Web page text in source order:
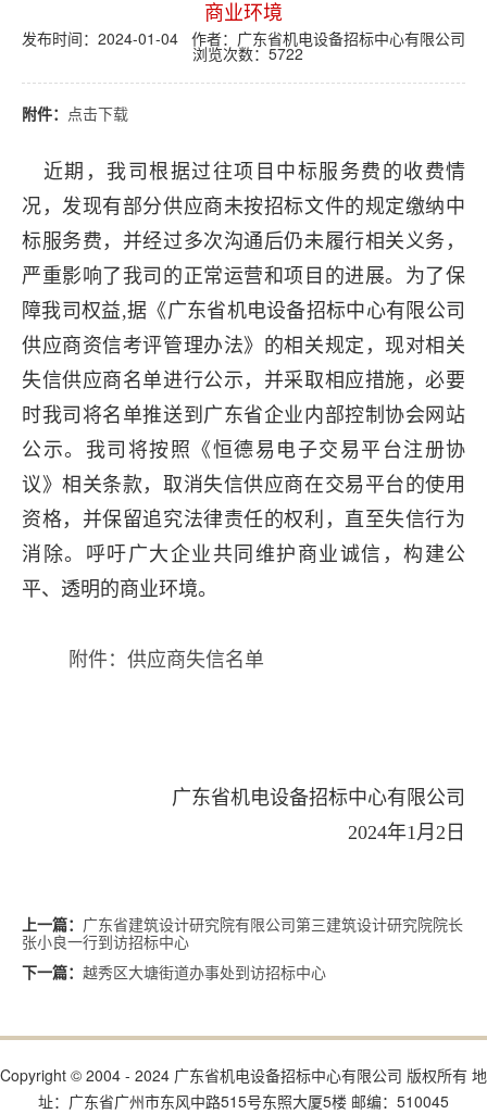
商业环境
发布时间：2024-01-04 作者：广东省机电设备招标中心有限公司
浏览次数：5722
附件： 点击下载
近期，我司根据过往项目中标服务费的收费情
况，发现有部分供应商未按招标文件的规定缴纳中
标服务费，并经过多次沟通后仍未履行相关义务，
严重影响了我司的正常运营和项目的进展。为了保
障我司权益,据《广东省机电设备招标中心有限公司
供应商资信考评管理办法》的相关规定，现对相关
失信供应商名单进行公示，并采取相应措施，必要
时我司将名单推送到广东省企业内部控制协会网站
公示。我司将按照《恒德易电子交易平台注册协
议》相关条款，取消失信供应商在交易平台的使用
资格，并保留追究法律责任的权利，直至失信行为
消除。呼吁广大企业共同维护商业诚信，构建公
平、透明的商业环境。
附件：供应商失信名单
广东省机电设备招标中心有限公司
2024年1月2日
上一篇： 广东省建筑设计研究院有限公司第三建筑设计研究院院长
张小良一行到访招标中心
下一篇： 越秀区大塘街道办事处到访招标中心
Copyright © 2004 - 2024 广东省机电设备招标中心有限公司 版权所有 地
址：广东省广州市东风中路515号东照大厦5楼 邮编：510045